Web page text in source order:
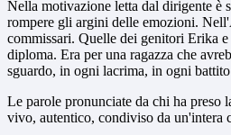
Nella motivazione letta dal dirigente è
rompere gli argini delle emozioni.
commissari. Quelle dei genitori Erika
diploma. Era per una ragazza che
sguardo, in ogni lacrima, in ogni
Le parole pronunciate da chi ha preso
vivo, autentico, condiviso da un'intera